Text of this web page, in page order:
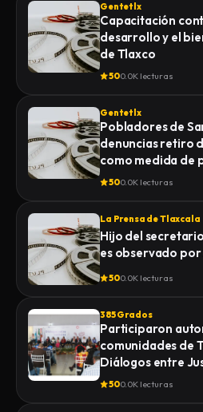
Gentetlx
Capacitación
desarrollo y el
de Tlaxco
500.0K lecturas
Gentetlx
Pobladores de
denuncias retiro
como medida de
500.0K lecturas
La Prensa de Tlaxcala
Hijo del
es observado por
500.0K lecturas
385 Grados
Participaron
comunidades de
Diálogos entre
500.0K lecturas